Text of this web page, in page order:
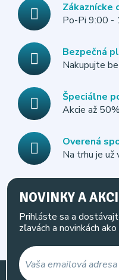
Zákaznícke
Po-Pi 9:00 -
Bezpečná
Nakupujte
Špeciálne
Akcie až 50%
Overená
Na trhu je už
NOVINKY A
Prihláste sa a
zľavách a novinkách ako